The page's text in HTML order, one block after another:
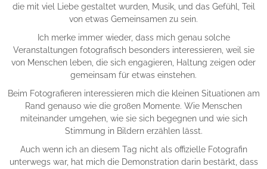
die mit viel Liebe gestaltet wurden, Musik, und das Gefühl, Teil
von etwas Gemeinsamen zu sein.
Ich merke immer wieder, dass mich genau solche
Veranstaltungen fotografisch besonders interessieren, weil sie
von Menschen leben, die sich engagieren, Haltung zeigen oder
gemeinsam für etwas einstehen.
Beim Fotografieren interessieren mich die kleinen Situationen am
Rand genauso wie die großen Momente. Wie Menschen
miteinander umgehen, wie sie sich begegnen und wie sich
Stimmung in Bildern erzählen lässt.
Auch wenn ich an diesem Tag nicht als offizielle Fotografin
unterwegs war, hat mich die Demonstration darin bestärkt, dass